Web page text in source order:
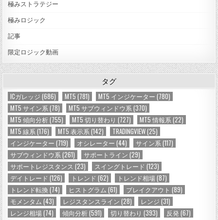
極みストラテジー
極みロジック
記事
限定ロジック動画
タグ
ICガレッジ (686) MT5 (781) MT5 インジケーター (780)
MT5 サイン系(78) MT5 サブウィンドウ系(370)
MT5 傾向分析(755) MT5 切り替わり (727) MT5 情報系(22)
MT5 線系(176) MT5 表示系(142) TRADINGVIEW(25)
インジケーター (719) オシレーター (44) サイン系(117)
サブウィンドウ系(261) サポートライン (29)
サポートレジスタンス (23) スイングトレード (123)
デイトレード (126) トレンド (62) トレンド相場 (87)
トレンド転換 (74) ヒストグラム (61) ブレイクアウト (89)
モメンタム (43) レジスタンスライン (28) レンジ (31)
レンジ相場 (74) 傾向分析(591) 切り替わり (393) 反発 (67)